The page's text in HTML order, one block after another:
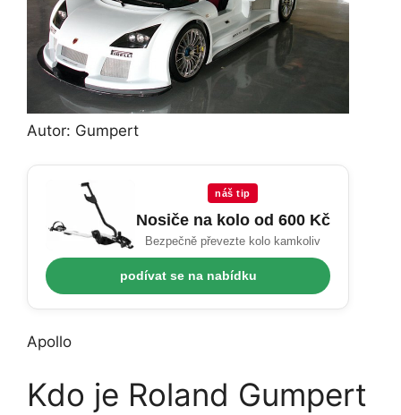
Autor: Gumpert
náš tip
Nosiče na kolo od 600 Kč
Bezpečně převezte kolo kamkoliv
podívat se na nabídku
Apollo
Kdo je Roland Gumpert